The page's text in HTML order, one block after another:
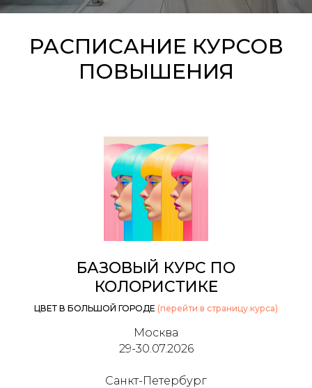
РАСПИСАНИЕ КУРСОВ
ПОВЫШЕНИЯ
БАЗОВЫЙ КУРС ПО
КОЛОРИСТИКЕ
ЦВЕТ В БОЛЬШОЙ ГОРОДЕ (перейти в страницу курса)
Москва
29-30.07.2026
Санкт-Петербург